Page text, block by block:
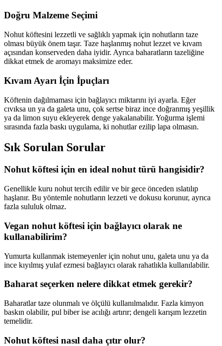
Doğru Malzeme Seçimi
Nohut köftesini lezzetli ve sağlıklı yapmak için nohutların taze
olması büyük önem taşır. Taze haşlanmış nohut lezzet ve kıvam
açısından konserveden daha iyidir. Ayrıca baharatların tazeliğine
dikkat etmek de aromayı maksimize eder.
Kıvam Ayarı İçin İpuçları
Köftenin dağılmaması için bağlayıcı miktarını iyi ayarla. Eğer
cıvıksa un ya da galeta unu, çok sertse biraz ince doğranmış yeşillik
ya da limon suyu ekleyerek denge yakalanabilir. Yoğurma işlemi
sırasında fazla baskı uygulama, ki nohutlar ezilip lapa olmasın.
Sık Sorulan Sorular
Nohut köftesi için en ideal nohut türü hangisidir?
Genellikle kuru nohut tercih edilir ve bir gece önceden ıslatılıp
haşlanır. Bu yöntemle nohutların lezzeti ve dokusu korunur, ayrıca
fazla sululuk olmaz.
Vegan nohut köftesi için bağlayıcı olarak ne
kullanabilirim?
Yumurta kullanmak istemeyenler için nohut unu, galeta unu ya da
ince kıyılmış yulaf ezmesi bağlayıcı olarak rahatlıkla kullanılabilir.
Baharat seçerken nelere dikkat etmek gerekir?
Baharatlar taze olunmalı ve ölçülü kullanılmalıdır. Fazla kimyon
baskın olabilir, pul biber ise acılığı artırır; dengeli karışım lezzetin
temelidir.
Nohut köftesi nasıl daha çıtır olur?